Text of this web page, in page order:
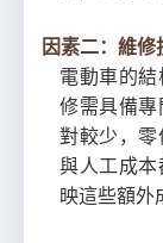
因素二：維
電動車的
修需具備專
對較少，
與人工成本
映這些額外